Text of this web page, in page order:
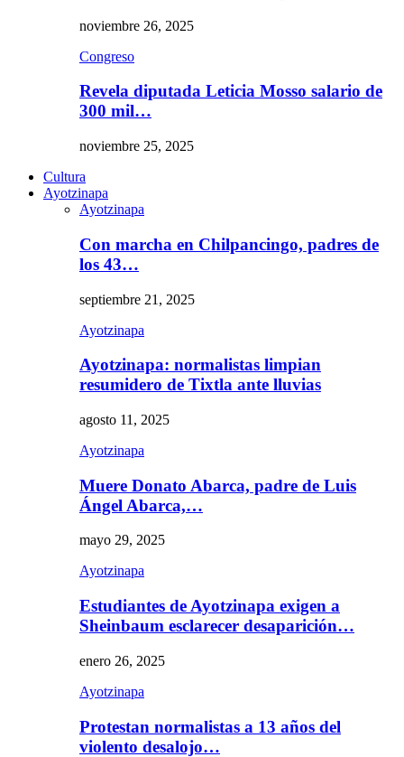
noviembre 26, 2025
Congreso
Revela diputada Leticia Mosso salario de
300 mil…
noviembre 25, 2025
Cultura
Ayotzinapa
Ayotzinapa
Con marcha en Chilpancingo, padres de
los 43…
septiembre 21, 2025
Ayotzinapa
Ayotzinapa: normalistas limpian
resumidero de Tixtla ante lluvias
agosto 11, 2025
Ayotzinapa
Muere Donato Abarca, padre de Luis
Ángel Abarca,…
mayo 29, 2025
Ayotzinapa
Estudiantes de Ayotzinapa exigen a
Sheinbaum esclarecer desaparición…
enero 26, 2025
Ayotzinapa
Protestan normalistas a 13 años del
violento desalojo…